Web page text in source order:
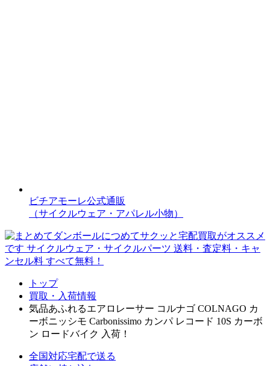
ビチアモーレ公式通販
（サイクルウェア・アパレル小物）
トップ
買取・入荷情報
気品あふれるエアロレーサー コルナゴ COLNAGO カ
ーボニッシモ Carbonissimo カンパ レコード 10S カーボ
ン ロードバイク 入荷！
全国対応宅配で送る